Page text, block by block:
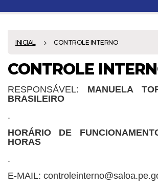
INICIAL CONTROLE INTERNO
CONTROLE
RESPONSÁVEL: MANUELA
BRASILEIRO
.
HORÁRIO DE
HORAS
.
E-MAIL: